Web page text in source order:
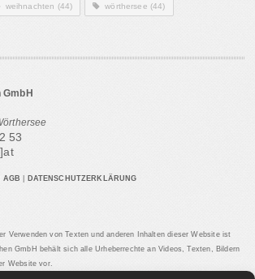
weihnachten (44) wörthersee (44)
53
AGB DATENSCHUTZERKLÄRUNG
Verwenden von Texten und anderen Inhalten dieser Website ist
GmbH behält sich alle Urheberrechte an Videos, Texten, Bildern
Website vor.